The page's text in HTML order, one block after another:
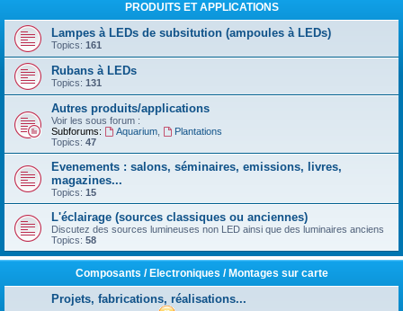
PRODUITS ET APPLICATIONS
Lampes à LEDs de subsitution (ampoules à LEDs)
Topics: 161
Rubans à LEDs
Topics: 131
Autres produits/applications
Voir les sous forum :
Subforums:
Aquarium,
Plantations
Topics: 47
Evenements : salons, séminaires, emissions, livres,
magazines...
Topics: 15
L'éclairage (sources classiques ou anciennes)
Discutez des sources lumineuses non LED ainsi que des luminaires anciens
Topics: 58
Composants / Electroniques / Montages sur carte
Projets, fabrications, réalisations...